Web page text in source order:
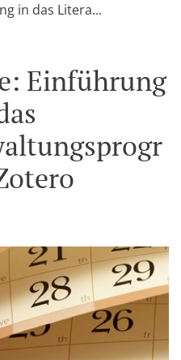
in das Litera...
Einführung